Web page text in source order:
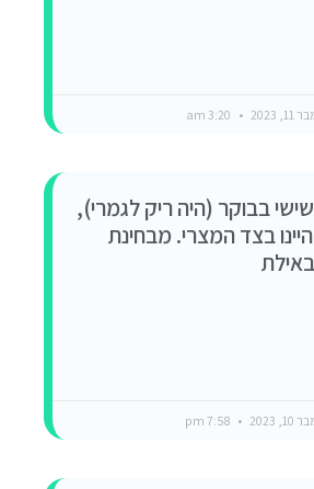
2023
שישי בבוקר (היה ריק לגמרי),
היינו בצד המצרי. מבחינת
2023